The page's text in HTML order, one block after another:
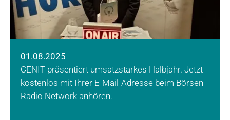
01.08.2025
CENIT präsentiert umsatzstarkes Halbjahr. Jetzt
kostenlos mit Ihrer E-Mail-Adresse beim Börsen
Radio Network anhören.